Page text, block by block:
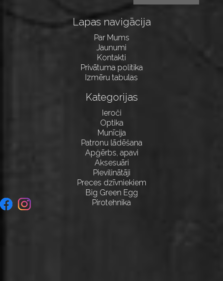
Lapas navigācija
Par Mums
Jaunumi
Kontakti
Privātuma politika
Izmēru tabulas
Kategorijas
Ieroči
Optika
Munīcija
Patronu lādēšana
Apģērbs, apavi
Aksesuāri
Pievilinātāji
Preces dzīvniekiem
Big Green Egg
Pirotehnika